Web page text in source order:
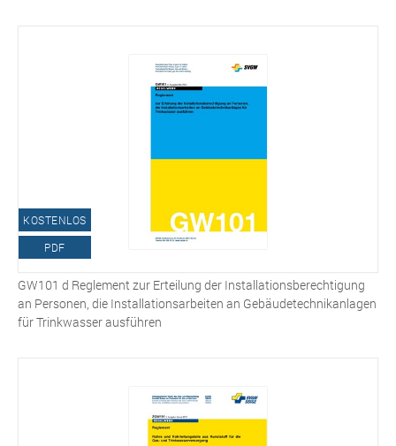
KOSTENLOS
PDF
GW101 d Reglement zur Erteilung der Installationsberechtigung
an Personen, die Installationsarbeiten an Gebäudetechnikanlagen
für Trinkwasser ausführen